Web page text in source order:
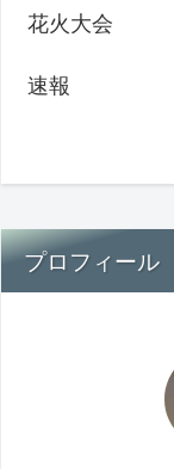
花火大会
速報
プロフィール